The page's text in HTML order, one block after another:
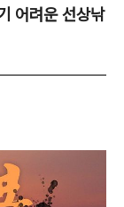
어려운 선상낚